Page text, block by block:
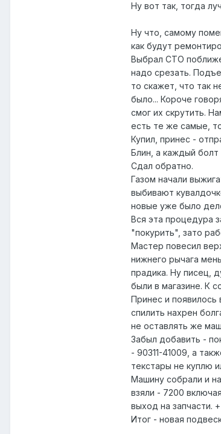
Ну вот так, тогда
Ну что, самому
как будут
Выбрал СТО поближе
надо срезать.
то скажет, что так
было... Короче
смог их скрутить.
есть те же самые,
Купил, принес -
Блин, а каждый
Сдал обратно.
Газом начали
выбивают
новые уже было
Вся эта процедура
"покурить", зато
Мастер повесил
нижнего рычага
прадика. Ну писец,
были в магазине. К
Принес и появилось
спилить нахрен
не оставлять же
Забыл добавить -
- 90311-41009, а
текстары не куплю
Машину собрали и
взяли - 7200
выход на запчасти.
Итог - новая